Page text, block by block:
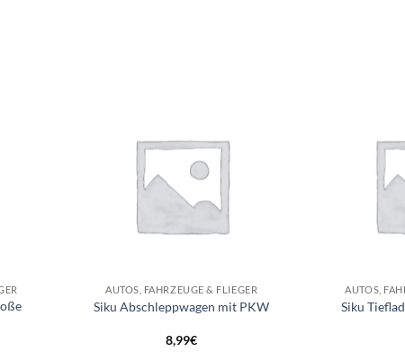
AUTOS, FAHRZEUGE & FLIEGER
Siku Abschleppwagen mit PKW
8,99€
AUTOS,
Siku